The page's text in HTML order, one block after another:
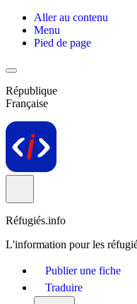
Aller au contenu
Menu
Pied de page
République
Française
Réfugiés.info
L'information pour les
Publier une fiche
Traduire